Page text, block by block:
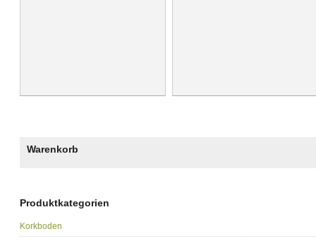
Warenkorb
Produktkategorien
Korkboden